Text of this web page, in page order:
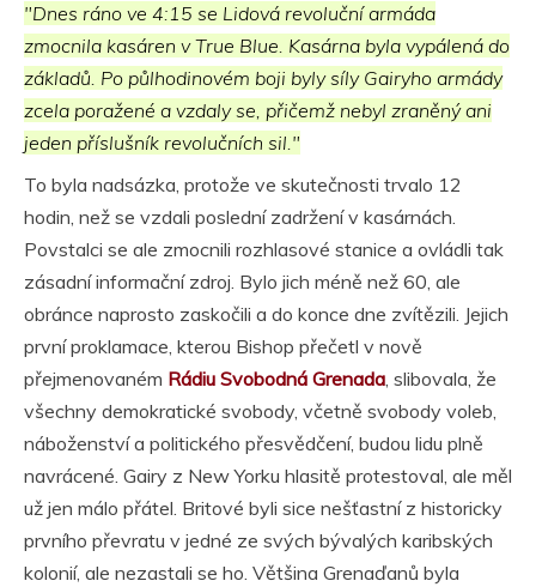
"Dnes ráno ve 4:15 se Lidová revoluční armáda
zmocnila kasáren v True Blue. Kasárna byla vypálená do
základů. Po půlhodinovém boji byly síly Gairyho armády
zcela poražené a vzdaly se, přičemž nebyl zraněný ani
jeden příslušník revolučních sil."
To byla nadsázka, protože ve skutečnosti trvalo 12
hodin, než se vzdali poslední zadržení v kasárnách.
Povstalci se ale zmocnili rozhlasové stanice a ovládli tak
zásadní informační zdroj. Bylo jich méně než 60, ale
obránce naprosto zaskočili a do konce dne zvítězili. Jejich
první proklamace, kterou Bishop přečetl v nově
přejmenovaném Rádiu Svobodná Grenada, slibovala, že
všechny demokratické svobody, včetně svobody voleb,
náboženství a politického přesvědčení, budou lidu plně
navrácené. Gairy z New Yorku hlasitě protestoval, ale měl
už jen málo přátel. Britové byli sice nešťastní z historicky
prvního převratu v jedné ze svých bývalých karibských
kolonií, ale nezastali se ho. Většina Grenaďanů byla